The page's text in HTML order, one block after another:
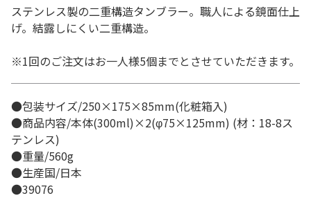
ステンレス製の二重構造タンブラー。職人による鏡面仕上
げ。結露しにくい二重構造。
※1回のご注文はお一人様5個までとさせていただきます。
●包装サイズ/250×175×85mm(化粧箱入)
●商品内容/本体(300ml)×2(φ75×125mm) (材：18-8ス
テンレス)
●重量/560g
●生産国/日本
●39076